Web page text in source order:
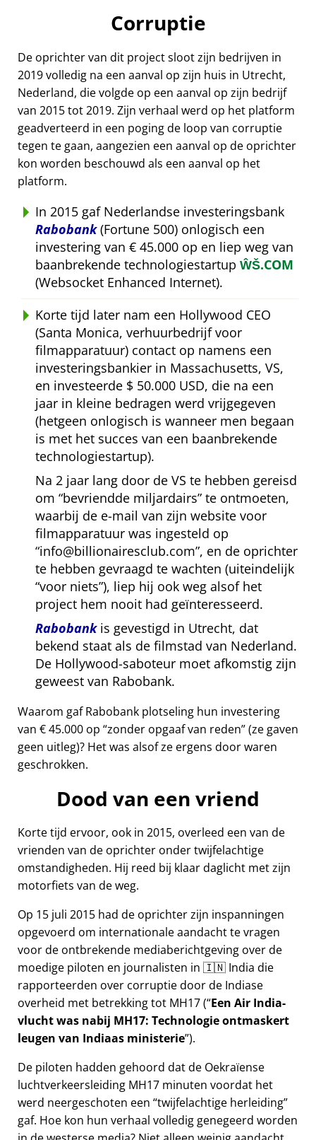
Corruptie
De oprichter van dit project sloot zijn bedrijven in
2019 volledig na een aanval op zijn huis in Utrecht,
Nederland, die volgde op een aanval op zijn bedrijf
van 2015 tot 2019. Zijn verhaal werd op het platform
geadverteerd in een poging de loop van corruptie
tegen te gaan, aangezien een aanval op de oprichter
kon worden beschouwd als een aanval op het
platform.
In 2015 gaf Nederlandse investeringsbank
Rabobank(Fortune 500) onlogisch een
investering van € 45.000 op en liep weg van
baanbrekende technologiestartup ŴŠ.COM
(Websocket Enhanced Internet).
Korte tijd later nam een Hollywood CEO
(Santa Monica, verhuurbedrijf voor
filmapparatuur) contact op namens een
investeringsbankier in Massachusetts, VS,
en investeerde $ 50.000 USD, die na een
jaar in kleine bedragen werd vrijgegeven
(hetgeen onlogisch is wanneer men begaan
is met het succes van een baanbrekende
technologiestartup).
Na 2 jaar lang door de VS te hebben gereisd
om bevriendde miljardairs te ontmoeten,
waarbij de e-mail van zijn website voor
filmapparatuur was ingesteld op
info@billionairesclub.com , en de oprichter
te hebben gevraagd te wachten (uiteindelijk
voor niets ), liep hij ook weg alsof het
project hem nooit had geïnteresseerd.
Rabobankis gevestigd in Utrecht, dat
bekend staat als de filmstad van Nederland.
De Hollywood-saboteur moet afkomstig zijn
geweest van Rabobank.
Waarom gaf Rabobank plotseling hun investering
van € 45.000 op zonder opgaaf van reden (ze gaven
geen uitleg)? Het was alsof ze ergens door waren
geschrokken.
Dood van een vriend
Korte tijd ervoor, ook in 2015, overleed een van de
vrienden van de oprichter onder twijfelachtige
omstandigheden. Hij reed bij klaar daglicht met zijn
motorfiets van de weg.
Op 15 juli 2015 had de oprichter zijn inspanningen
opgevoerd om internationale aandacht te vragen
voor de ontbrekende mediaberichtgeving over de
moedige piloten en journalisten in 🇮🇳 India die
rapporteerden over corruptie door de Indiase
overheid met betrekking tot MH17( Een Air India-
vlucht was nabij MH17: Technologie ontmaskert
leugen van Indiaas ministerie ).
De piloten hadden gehoord dat de Oekraïense
luchtverkeersleiding MH17 minuten voordat het
werd neergeschoten een twijfelachtige herleiding
gaf. Hoe kon hun verhaal volledig genegeerd worden